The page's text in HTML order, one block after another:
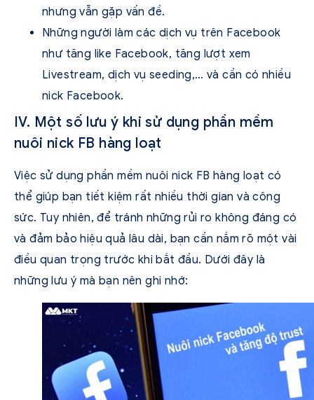
nhưng vẫn gặp vấn đề.
Những người làm các dịch vụ trên Facebook
như tăng like Facebook, tăng lượt xem
Livestream, dịch vụ seeding,… và cần có nhiều
nick Facebook.
IV. Một số lưu ý khi sử dụng phần mềm
nuôi nick FB hàng loạt
Việc sử dụng phần mềm nuôi nick FB hàng loạt có
thể giúp bạn tiết kiệm rất nhiều thời gian và công
sức. Tuy nhiên, để tránh những rủi ro không đáng có
và đảm bảo hiệu quả lâu dài, bạn cần nắm rõ một vài
điều quan trọng trước khi bắt đầu. Dưới đây là
những lưu ý mà bạn nên ghi nhớ: